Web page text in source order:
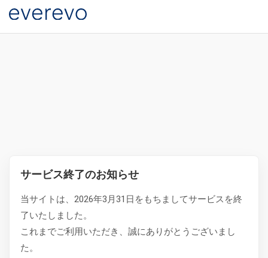
サービス終了のお知らせ
当サイトは、2026年3月31日をもちましてサービスを終
了いたしました。
これまでご利用いただき、誠にありがとうございまし
た。